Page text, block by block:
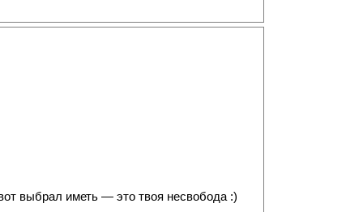
выбрал иметь — это твоя несвобода :)